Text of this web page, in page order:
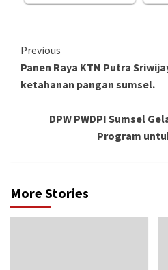
Continue
Reading
Previous
Panen Raya KTN Putra
ketahanan pangan sumsel.
DPW PWDPI Sumsel
Program
More Stories